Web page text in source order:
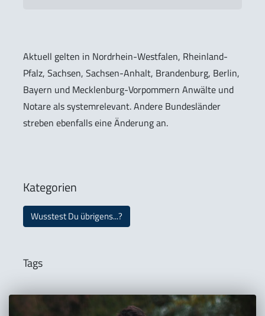
Aktuell gelten in Nordrhein-Westfalen, Rheinland-
Pfalz, Sachsen, Sachsen-Anhalt, Brandenburg, Berlin,
Bayern und Mecklenburg-Vorpommern Anwälte und
Notare als systemrelevant. Andere Bundesländer
streben ebenfalls eine Änderung an.
Kategorien
Wusstest Du übrigens...?
Tags